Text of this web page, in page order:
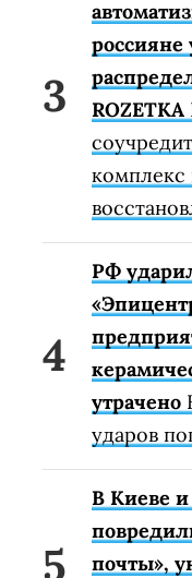
ROZETKA
РФ
утрачено
ударов
В Киеве и
почты»,